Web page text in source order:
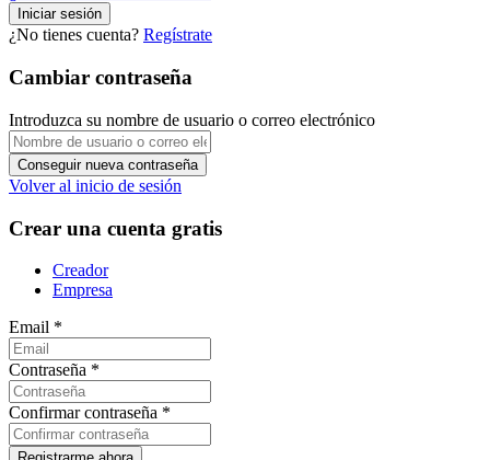
¿No tienes cuenta? Regístrate
Cambiar contraseña
Introduzca su nombre de usuario o correo electrónico
Volver al inicio de sesión
Crear una cuenta gratis
Creador
Empresa
Email *
Contraseña *
Confirmar contraseña *